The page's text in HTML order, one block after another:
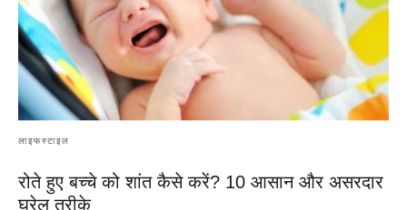
लाइफस्टाइल
रोते हुए बच्चे को शांत कैसे करें? 10 आसान और असरदार
घरेलू तरीके